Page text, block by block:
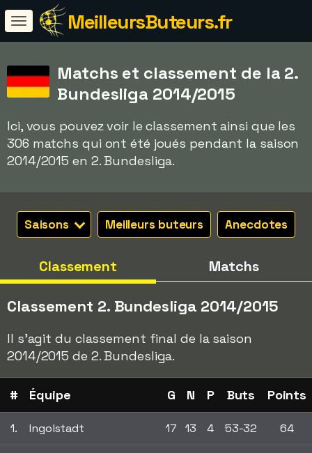
MeilleursButeurs.fr
Matchs et classement de la 2.
Bundesliga 2014/2015
Ici, vous pouvez voir le classement ainsi que les
306 matchs qui ont été joués pendant la saison
2014/2015 en 2. Bundesliga.
Saisons Meilleurs buteurs Anecdotes
Classement Matchs
Classement 2. Bundesliga 2014/2015
Il s'agit du classement final de la saison
2014/2015 de 2. Bundesliga.
# Équipe G N P Buts Points
1. Ingolstadt 17 13 4 53-32 64